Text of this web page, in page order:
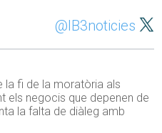
@IB3noticies
la fi de la moratòria als
els negocis que depenen de
la falta de diàleg amb